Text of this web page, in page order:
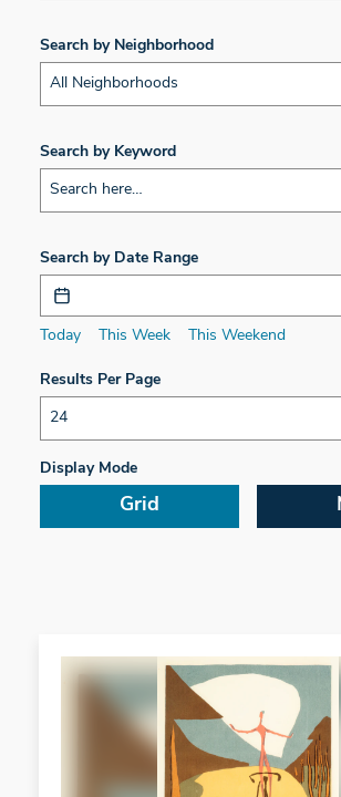
Search by Neighborhood
All Neighborhoods
Search by Keyword
Search by Date Range
Today This Week This Weekend
Display Mode
Grid
Results Per Page